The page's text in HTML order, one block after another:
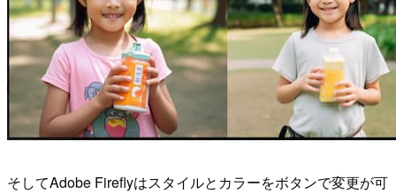
そしてAdobe Fireflyはスタイルとカラーをボタンで変更が可